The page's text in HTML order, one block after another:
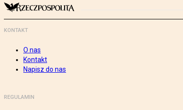
KONTAKT
O nas
Kontakt
Napisz do nas
REGULAMIN